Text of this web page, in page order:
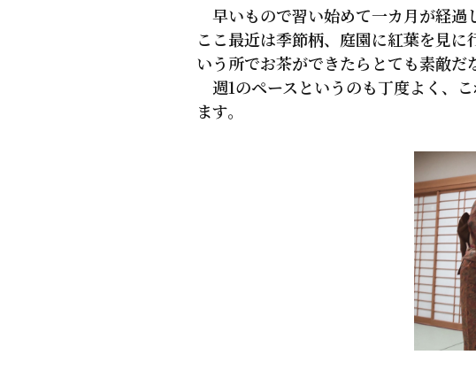
早いもので習い始めて一カ月が経過
ここ最近は季節柄、庭園に紅葉を見
いう所でお茶ができたらとても素敵だ
週1のペースというのも丁度よく、
ます。